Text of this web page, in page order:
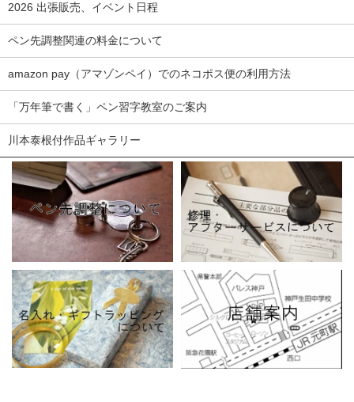
2026 出張販売、イベント日程
ペン先調整関連の料金について
amazon pay（アマゾンペイ）でのネコポス便の利用方法
「万年筆で書く」ペン習字教室のご案内
川本泰根付作品ギャラリー